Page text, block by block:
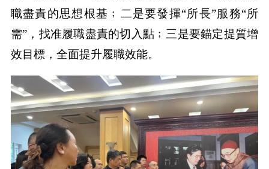
職盡責的思想根基﹔二是要發揮“所長”服務“所
需”，找准履職盡責的切入點﹔三是要錨定提質增
效目標，全面提升履職效能。